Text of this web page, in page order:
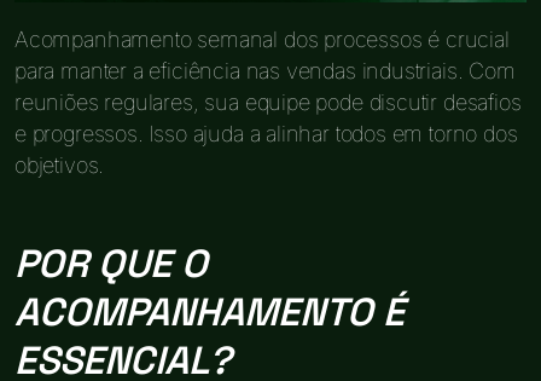
Acompanhamento semanal dos processos é crucial
para manter a eficiência nas vendas industriais. Com
reuniões regulares, sua equipe pode discutir desafios
e progressos. Isso ajuda a alinhar todos em torno dos
objetivos.
POR QUE O
ACOMPANHAMENTO É
ESSENCIAL?